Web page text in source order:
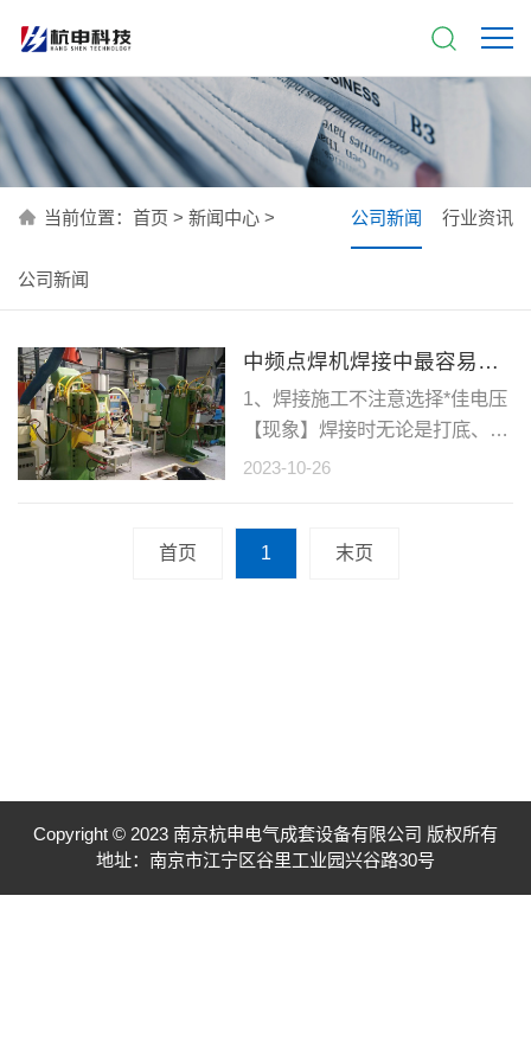
当前位置：首页 >新闻中心 >
公司新闻
公司新闻 行业资讯
中频点焊机焊接中最容易忽略的五大问题！
1、焊接施工不注意选择*佳电压
【现象】焊接时无论是打底、填
充、盖面，不管坡口尺寸大小，
现咬边、气孔、飞溅等缺陷。
【措施】一般针对不同情况应该
2023-10-26
首页 1 末页
Copyright © 2023 南京杭申电气成套设备有限公司 版权所有
地址：南京市江宁区谷里工业园兴谷路30号